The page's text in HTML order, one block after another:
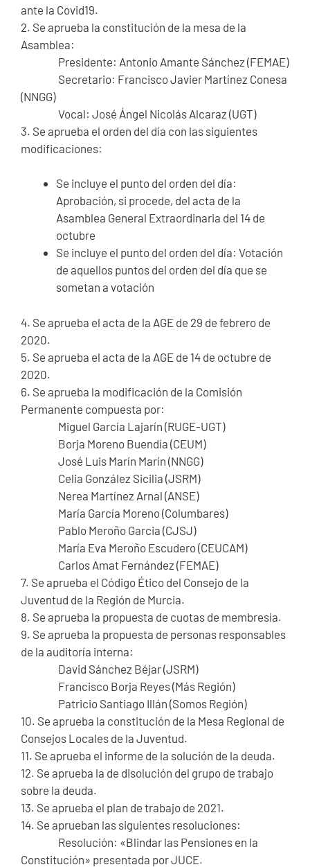
ante la Covid19.
2. Se aprueba la constitución de la mesa de la
Asamblea:
Presidente: Antonio Amante Sánchez (FEMAE)
Secretario: Francisco Javier Martínez Conesa
(NNGG)
Vocal: José Ángel Nicolás Alcaraz (UGT)
3. Se aprueba el orden del día con las siguientes
modificaciones:
Se incluye el punto del orden del día:
Aprobación, si procede, del acta de la
Asamblea General Extraordinaria del 14 de
octubre
Se incluye el punto del orden del día: Votación
de aquellos puntos del orden del día que se
sometan a votación
4. Se aprueba el acta de la AGE de 29 de febrero de
2020.
5. Se aprueba el acta de la AGE de 14 de octubre de
2020.
6. Se aprueba la modificación de la Comisión
Permanente compuesta por:
Miguel García Lajarín (RUGE-UGT)
Borja Moreno Buendía (CEUM)
José Luis Marín Marín (NNGG)
Celia González Sicilia (JSRM)
Nerea Martínez Arnal (ANSE)
María García Moreno (Columbares)
Pablo Meroño Garcia (CJSJ)
María Eva Meroño Escudero (CEUCAM)
Carlos Amat Fernández (FEMAE)
7. Se aprueba el Código Ético del Consejo de la
Juventud de la Región de Murcia.
8. Se aprueba la propuesta de cuotas de membresía.
9. Se aprueba la propuesta de personas responsables
de la auditoría interna:
David Sánchez Béjar (JSRM)
Francisco Borja Reyes (Más Región)
Patricio Santiago Illán (Somos Región)
10. Se aprueba la constitución de la Mesa Regional de
Consejos Locales de la Juventud.
11. Se aprueba el informe de la solución de la deuda.
12. Se aprueba la de disolución del grupo de trabajo
sobre la deuda.
13. Se aprueba el plan de trabajo de 2021.
14. Se aprueban las siguientes resoluciones:
Resolución: «Blindar las Pensiones en la
Constitución» presentada por JUCE.